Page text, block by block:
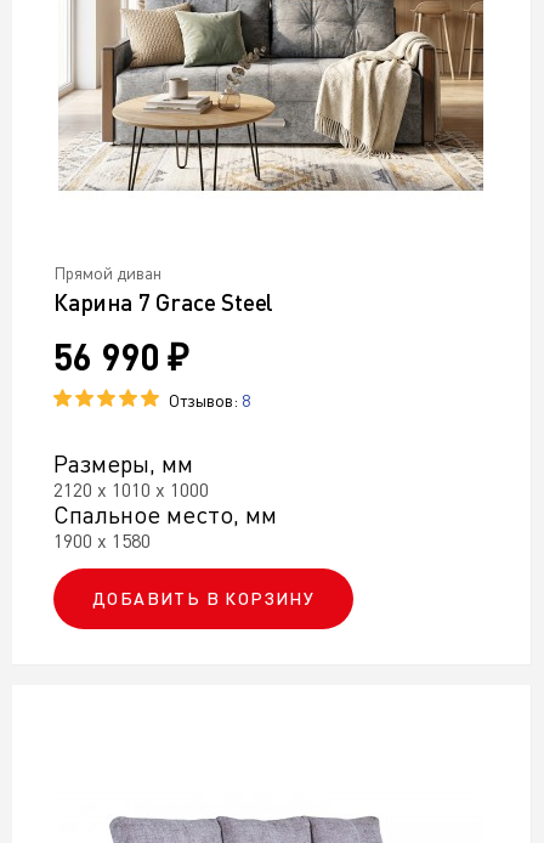
Прямой диван
Карина 7 Grace Steel
56 990 ₽
Отзывов: 8
Размеры, мм
2120 х 1010 х 1000
Спальное место, мм
1900 х 1580
ДОБАВИТЬ В КОРЗИНУ